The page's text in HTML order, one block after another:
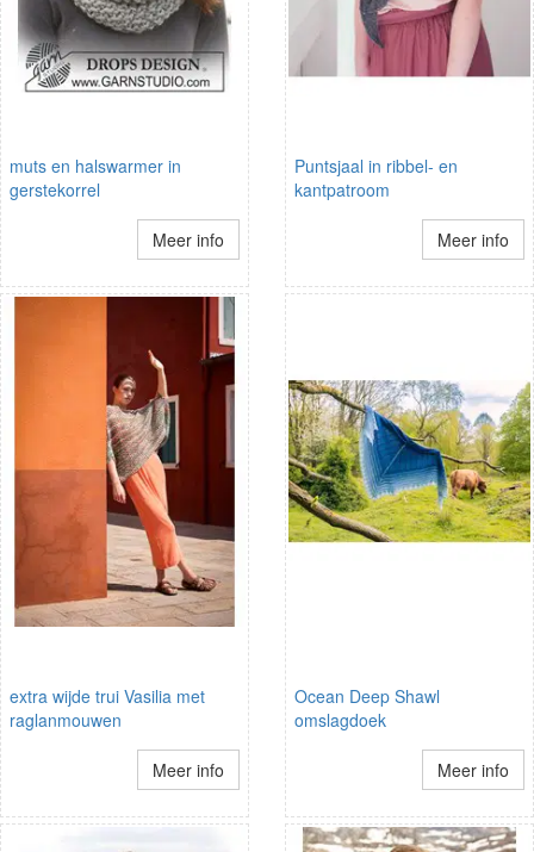
muts en halswarmer in
gerstekorrel
Meer info
Puntsjaal in ribbel- en
kantpatroom
Meer info
extra wijde trui Vasilia met
raglanmouwen
Meer info
Ocean Deep Shawl
omslagdoek
Meer info